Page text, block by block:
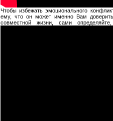
Чтобы избежать эмоционального
ему, что он может именно Вам
совместной жизни, сами